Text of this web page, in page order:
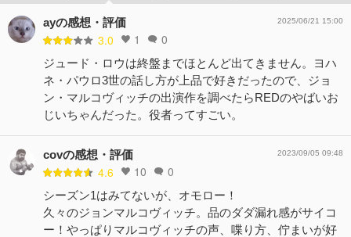
ayの感想・評価
3.0 1 0
2025/06/21 15:00
ジュード・ロウは終盤までほとんど出てきません。ヨハ
ネ・パウロ3世の話し方が上品で好きだったので、ジョ
ン・マルコヴィッチの出演作を調べたらREDのやばいお
じいちゃんだった。役者ってすごい。
covの感想・評価
4.6 10 0
2023/09/05 09:48
シーズン1はみてないが、オモロー！
久々のジョンマルコヴィッチ。品のダダ漏れ感がサイコ
ー！やっぱりマルコヴィッチの声、喋り方、佇まいが好